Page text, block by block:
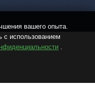
вашего опыта.
с использованием
.